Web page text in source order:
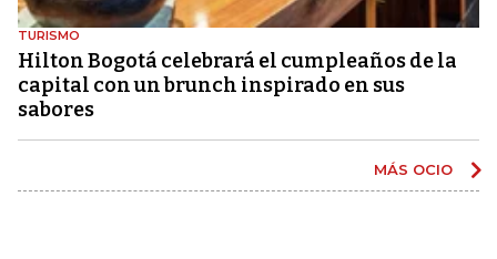
TURISMO
Hilton Bogotá celebrará el cumpleaños de la
capital con un brunch inspirado en sus
sabores
MÁS OCIO